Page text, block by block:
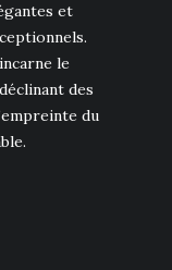
et
le
des
du